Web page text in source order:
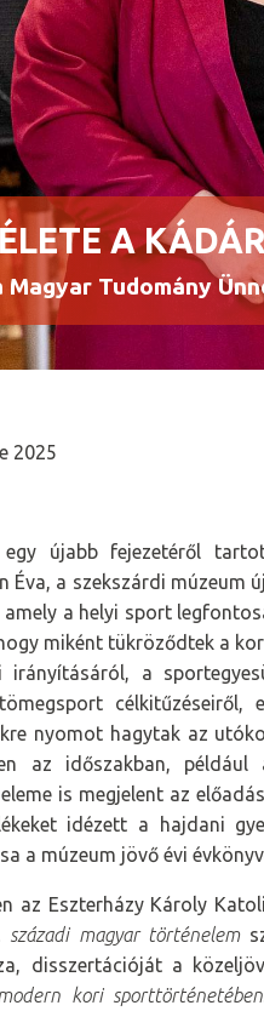
A
Tudomány
2025
egy újabb fejezetéről
Éva, a szekszárdi
a helyi sport
miként tükröződtek a
a
célkitűzéseiről,
nyomot hagytak az
az időszakban,
is megjelent az
idézett a hajdani
a múzeum jövő évi
az Eszterházy Károly
századi magyar történelem
disszertációját a
kori sporttörténetében